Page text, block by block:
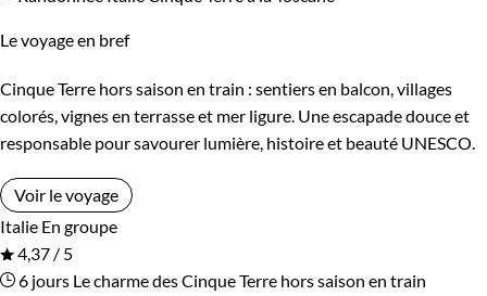
Le voyage en bref
Cinque Terre hors saison en train : sentiers en balcon, villages
colorés, vignes en terrasse et mer ligure. Une escapade douce et
responsable pour savourer lumière, histoire et beauté UNESCO.
Voir le voyage
Italie En groupe
4,37 / 5
6 jours Le charme des Cinque Terre hors saison en train